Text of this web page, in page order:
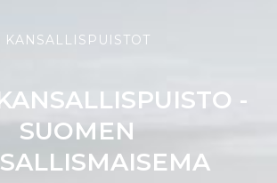
KANSALLISPUISTOT
-
SUOMEN